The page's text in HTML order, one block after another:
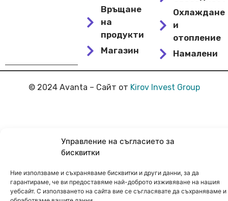
Управление на съгласието за
бисквитки
Ние използваме и съхраняваме бисквитки и други данни, за да
гарантираме, че ви предоставяме най-доброто изживяване на нашия
уебсайт. С използването на сайта вие се съгласявате да съхраняваме и
Връщане
на
продукти
Магазин
Охлаждане
и
отопление
Намалени
© 2024 Avanta – Сайт от Kirov Invest Group